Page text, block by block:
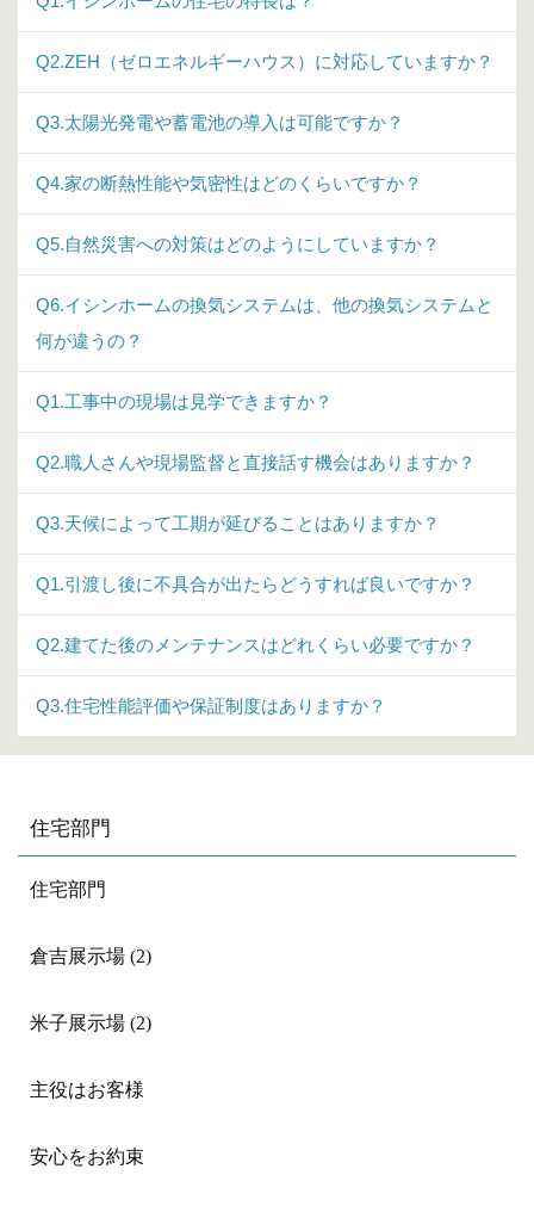
Q2.ZEH（ゼロエネルギーハウス）に対応していますか？
Q3.太陽光発電や蓄電池の導入は可能ですか？
Q4.家の断熱性能や気密性はどのくらいですか？
Q5.自然災害への対策はどのようにしていますか？
Q6.イシンホームの換気システムは、他の換気システムと
何が違うの？
Q1.工事中の現場は見学できますか？
Q2.職人さんや現場監督と直接話す機会はありますか？
Q3.天候によって工期が延びることはありますか？
Q1.引渡し後に不具合が出たらどうすれば良いですか？
Q2.建てた後のメンテナンスはどれくらい必要ですか？
Q3.住宅性能評価や保証制度はありますか？
住宅部門
住宅部門
倉吉展示場 (2)
米子展示場 (2)
主役はお客様
安心をお約束